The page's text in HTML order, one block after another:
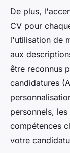
De plus,
CV pour
l'utilisation de
aux
être reconnus
candidatures
personnels,
compétences
votre